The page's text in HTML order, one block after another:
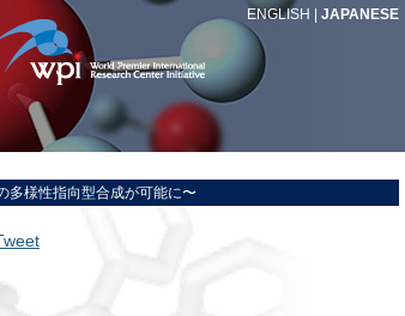
ENGLISH JAPANESE
多様性指向型合成が可能に〜